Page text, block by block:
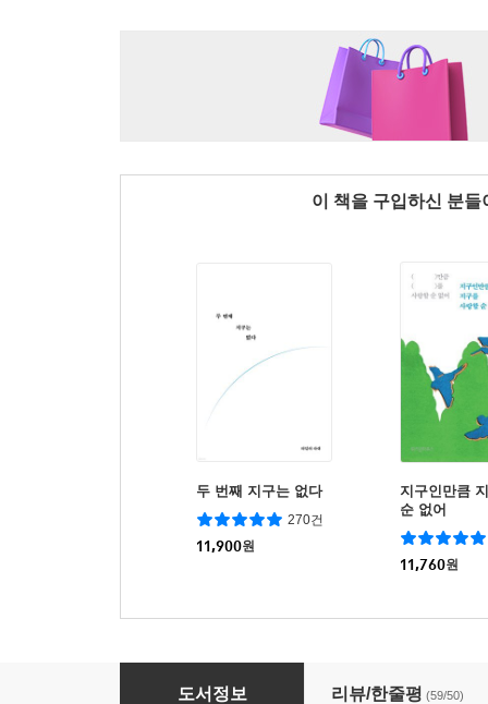
이 책을 구입하신 분
두 번째 지구는 없다
270건
11,900원
지구인만큼
순 없어
11,760원
나의 비거니즘 만화
도서정보 리뷰/한줄평 (59/50)